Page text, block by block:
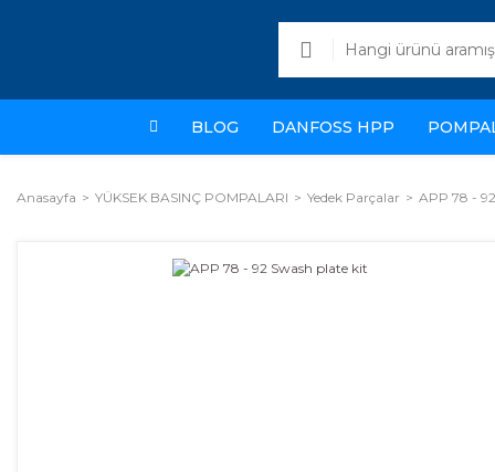
BLOG DANFOSS HPP
Anasayfa YÜKSEK BASINÇ POMPALARI Yedek Parçalar APP 78 -